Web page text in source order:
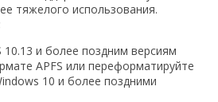
тяжелого использования.
и более поздним версиям
APFS или переформатируйте
10 и более поздними